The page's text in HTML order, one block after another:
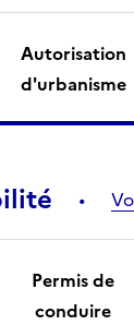
Autorisation
d'urbanisme
Permis de
conduire